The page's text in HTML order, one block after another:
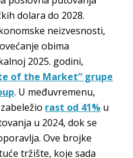
dolara do 2028.
neizvesnosti,
obima
2025. godini,
of the Market“ grupe
. U međuvremenu,
rast od 41% u
u 2024, dok se
Ove brojke
tržište, koje sada